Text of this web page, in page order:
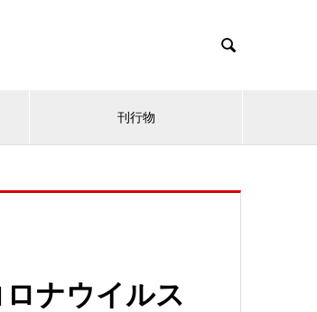

刊行物
ナウイルス